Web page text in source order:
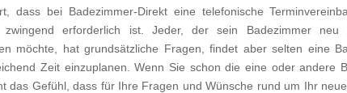
dass bei Badezimmer-Direkt eine telefonische
zwingend erforderlich ist. Jeder, der sein Badezimmer
möchte, hat grundsätzliche Fragen, findet aber selten eine
Zeit einzuplanen. Wenn Sie schon die eine oder andere
das Gefühl, dass für Ihre Fragen und Wünsche rund um Ihr